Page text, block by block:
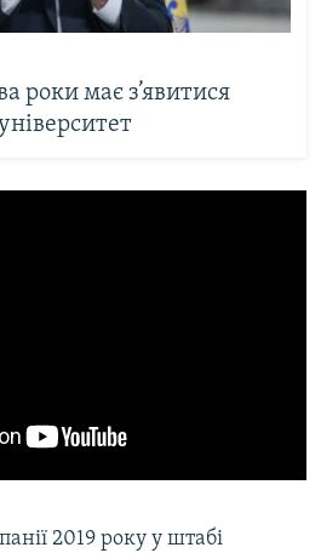
роки має з’явитися
2019 року у штабі